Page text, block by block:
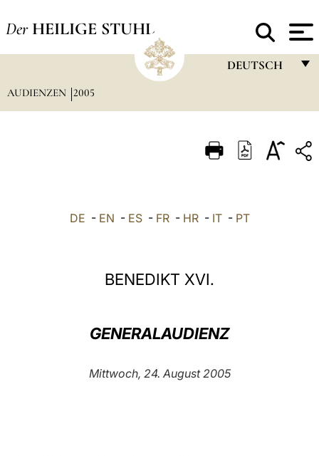
Der HEILIGE STUHL
DEUTSCH
ITALIANO
LATINE
AUDIENZEN 2005
DE - EN - ES- FR- HR- IT- PT
BENEDIKT XVI.
GENERALAUDIENZ
Mittwoch, 24. August 2005